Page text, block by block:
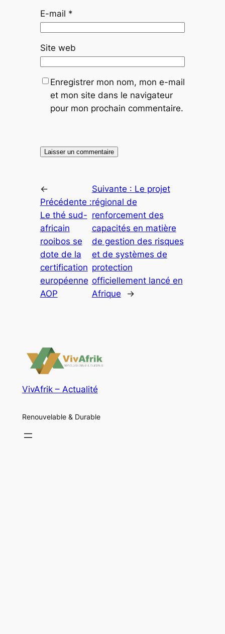
E-mail *
Site web
Enregistrer mon nom, mon e-mail
et mon site dans le navigateur
pour mon prochain commentaire.
←
Précédente :
Le thé sud-
africain
rooibos se
dote de la
certification
européenne
AOP
Suivante : Le projet
régional de
renforcement des
capacités en matière
de gestion des risques
et de systèmes de
protection
officiellement lancé en
Afrique
→
VivAfrik – Actualité
Renouvelable & Durable